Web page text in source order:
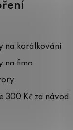
na korálkování
na fimo
300 Kč za návod